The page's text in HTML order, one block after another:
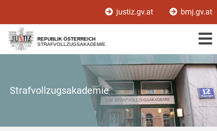
[1]
[2]
[3]
justiz.gv.at bmj.gv.at
REPUBLIK ÖSTERREICH
STRAFVOLLZUGSAKADEMIE
Strafvollzugsakademie